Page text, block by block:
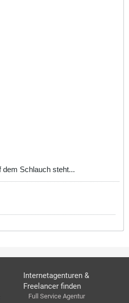
Schlauch steht...
Internetagenturen &
Freelancer finden
Full Service Agentur